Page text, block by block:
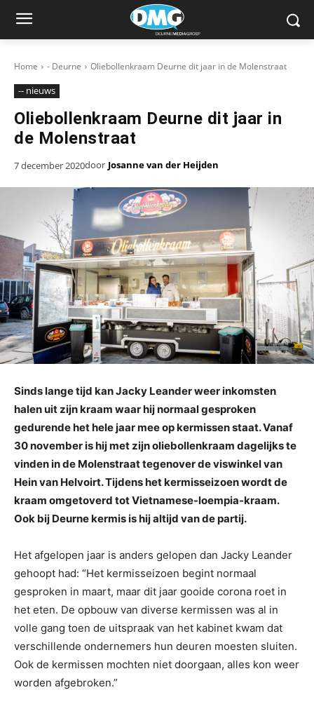
Home - Deurne Oliebollenkraam Deurne dit jaar in de Molenstraat
-- nieuws
Oliebollenkraam Deurne dit jaar in
de Molenstraat
7 december 2020door Josanne van der Heijden
Sinds lange tijd kan Jacky Leander weer inkomsten
halen uit zijn kraam waar hij normaal gesproken
gedurende het hele jaar mee op kermissen staat. Vanaf
30 november is hij met zijn oliebollenkraam dagelijks te
vinden in de Molenstraat tegenover de viswinkel van
Hein van Helvoirt. Tijdens het kermisseizoen wordt de
kraam omgetoverd tot Vietnamese-loempia-kraam.
Ook bij Deurne kermis is hij altijd van de partij.
Het afgelopen jaar is anders gelopen dan Jacky Leander
gehoopt had: “Het kermisseizoen begint normaal
gesproken in maart, maar dit jaar gooide corona roet in
het eten. De opbouw van diverse kermissen was al in
volle gang toen de uitspraak van het kabinet kwam dat
verschillende ondernemers hun deuren moesten sluiten.
Ook de kermissen mochten niet doorgaan, alles kon weer
worden afgebroken.”